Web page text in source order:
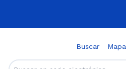
Buscar Mapa